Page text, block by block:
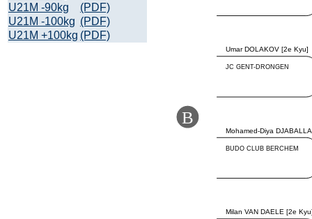
U21M -90kg
(PDF)
U21M -100kg (PDF)
U21M +100kg (PDF)